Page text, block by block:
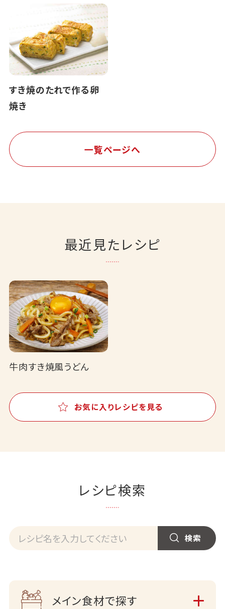
すき焼のたれで作る卵
焼き
一覧ページへ
最近見たレシピ
牛肉すき焼風うどん
お気に入りレシピを見る
レシピ検索
メイン食材で探す